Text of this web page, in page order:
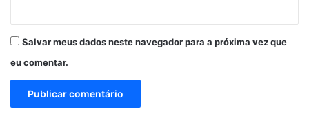
Salvar meus dados neste navegador para a próxima vez que
eu comentar.